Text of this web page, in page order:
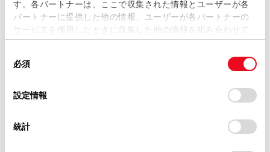
す。各パートナーは、ここで収集された情報とユーザーが各
パートナーに提供した他の情報、ユーザーが各パートナーの
サービスを使用したときに収集した他の情報を組み合わせて
使用することがあります。当ウェブサイトの使用を続行する
デバイスにすべてのCookie(クッキー)が保存されることに同
意したことになります。Cookie(クッキー)のオプトアウト、
設定の変更、同意を撤回したりするにあたっては、当社の
「Cookie（クッキー）情報の取り扱いについて
」をご覧くだ
必須
設定情報
統計
0254-22-4111